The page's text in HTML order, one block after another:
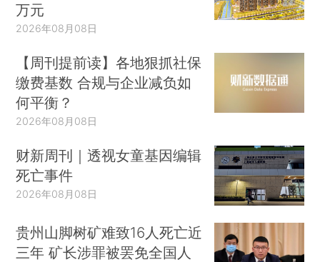
万元
2026年08月08日
【周刊提前读】各地狠抓社保
缴费基数 合规与企业减负如
何平衡？
2026年08月08日
财新周刊｜透视女童基因编辑
死亡事件
2026年08月08日
贵州山脚树矿难致16人死亡近
三年 矿长涉罪被罢免全国人